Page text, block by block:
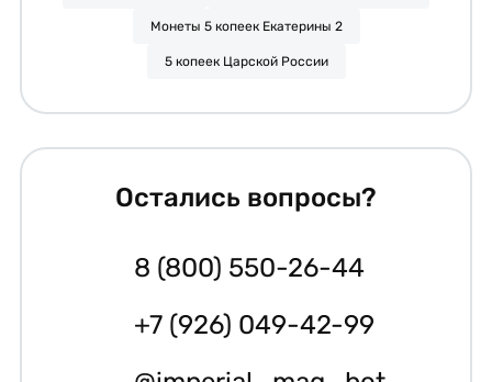
Монеты 5 копеек Екатерины 2
5 копеек Царской России
Остались вопросы?
8 (800) 550-26-44
+7 (926) 049-42-99